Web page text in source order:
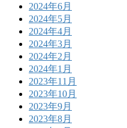
2024年6月
2024年5月
2024年4月
2024年3月
2024年2月
2024年1月
2023年11月
2023年10月
2023年9月
2023年8月